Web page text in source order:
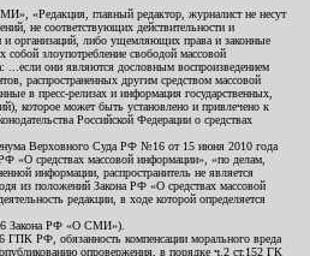
«Редакция, главный редактор, журналист не несут
не соответствующих действительности и
и организаций, либо ущемляющих права и законные
злоупотребление свободой массовой
...если они являются дословным воспроизведением
распространенных другим средством массовой
в пресс-релизах и информация государственных,
которое может быть установлено и привлечено к
Российской Федерации о средствах
Верховного Суда РФ №16 от 15 июня 2010 года
«О средствах массовой информации», «по делам,
информации, распространитель не является
из положений Закона РФ «О средствах массовой
редакции, в ходе которой определяется
Закона РФ «О СМИ»).
ГПК РФ, обязанность компенсации морального вреда
опровержения, в порядке ч.2 ст.152 ГК